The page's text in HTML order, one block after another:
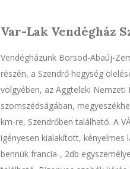
Var-Lak Vendégház
Vendégházunk Borsod-Abaúj-
részén, a Szendrő hegység
völgyében, az Aggteleki Nemzeti
szomszédságában,
km-re, Szendrőben található. A
igényesen kialakított, kényelmes
bennük francia-, 2db